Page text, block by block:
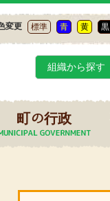
変更 標準 青 黄 黒
組織から探す
町の行政